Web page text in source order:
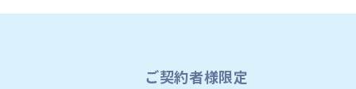
ご契約者様限定